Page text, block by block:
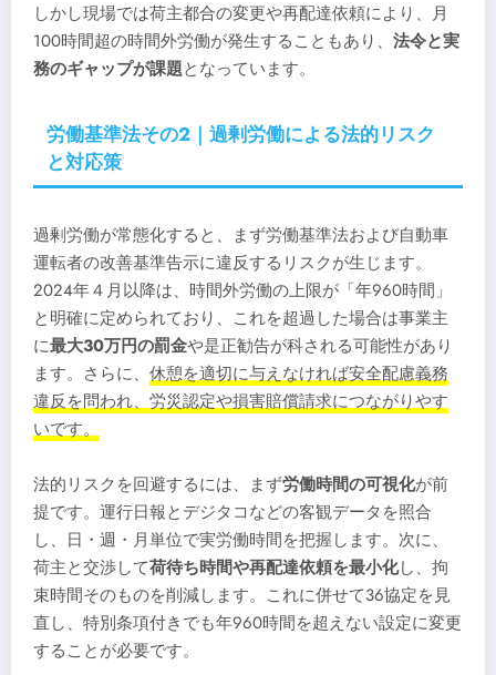
しかし現場では荷主都合の変更や再配達依頼により、月
100時間超の時間外労働が発生することもあり、 法令と実
務のギャップが課題となっています。
労働基準法その2｜過剰労働による法的リスク
と対応策
過剰労働が常態化すると、まず労働基準法および自動車
運転者の改善基準告示に違反するリスクが生じます。
2024年４月以降は、時間外労働の上限が「年960時間」
と明確に定められており、これを超過した場合は事業主
に最大30万円の罰金や是正勧告が科される可能性があり
ます。さらに、 休憩を適切に与えなければ安全配慮義務
違反を問われ、労災認定や損害賠償請求につながりやす
いです。
法的リスクを回避するには、まず労働時間の可視化が前
提です。運行日報とデジタコなどの客観データを照合
し、日・週・月単位で実労働時間を把握します。次に、
荷主と交渉して荷待ち時間や再配達依頼を最小化し、拘
束時間そのものを削減します。これに併せて36協定を見
直し、特別条項付きでも年960時間を超えない設定に変更
することが必要です。